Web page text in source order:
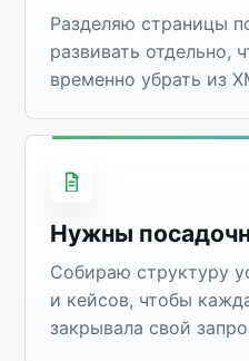
Разделяю страницы
развивать отдельно,
временно убрать из
Нужны
Собираю структуру
и кейсов, чтобы
закрывала свой